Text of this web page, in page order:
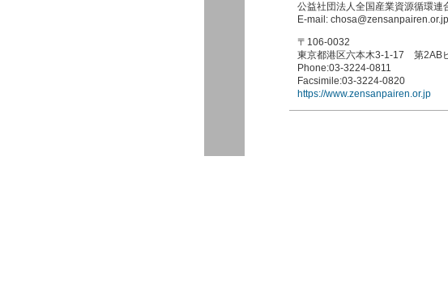
公益社団法人全国産業資源循環連
E-mail: chosa@zensanpairen.or.jp
〒106-0032
東京都港区六本木3-1-17 第2AB
Phone:03-3224-0811
Facsimile:03-3224-0820
https://www.zensanpairen.or.jp